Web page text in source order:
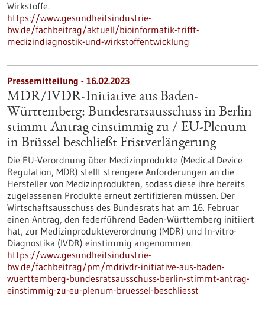
Wirkstoffe.
https://www.gesundheitsindustrie-
bw.de/fachbeitrag/aktuell/bioinformatik-trifft-
medizindiagnostik-und-wirkstoffentwicklung
Pressemitteilung - 16.02.2023
MDR/IVDR-Initiative aus Baden-
Württemberg: Bundesratsausschuss in Berlin
stimmt Antrag einstimmig zu / EU-Plenum
in Brüssel beschließt Fristverlängerung
Die EU-Verordnung über Medizinprodukte (Medical Device
Regulation, MDR) stellt strengere Anforderungen an die
Hersteller von Medizinprodukten, sodass diese ihre bereits
zugelassenen Produkte erneut zertifizieren müssen. Der
Wirtschaftsausschuss des Bundesrats hat am 16. Februar
einen Antrag, den federführend Baden-Württemberg initiiert
hat, zur Medizinprodukteverordnung (MDR) und In-vitro-
Diagnostika (IVDR) einstimmig angenommen.
https://www.gesundheitsindustrie-
bw.de/fachbeitrag/pm/mdrivdr-initiative-aus-baden-
wuerttemberg-bundesratsausschuss-berlin-stimmt-antrag-
einstimmig-zu-eu-plenum-bruessel-beschliesst